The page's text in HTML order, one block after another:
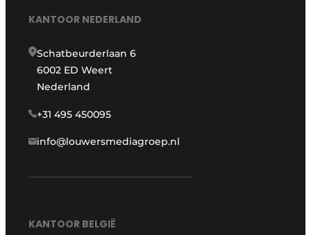
KANTOOR NEDERLAND
Schatbeurderlaan 6
6002 ED Weert
Nederland
+31 495 450095
info@louwersmediagroep.nl
KANTOOR BELGIË